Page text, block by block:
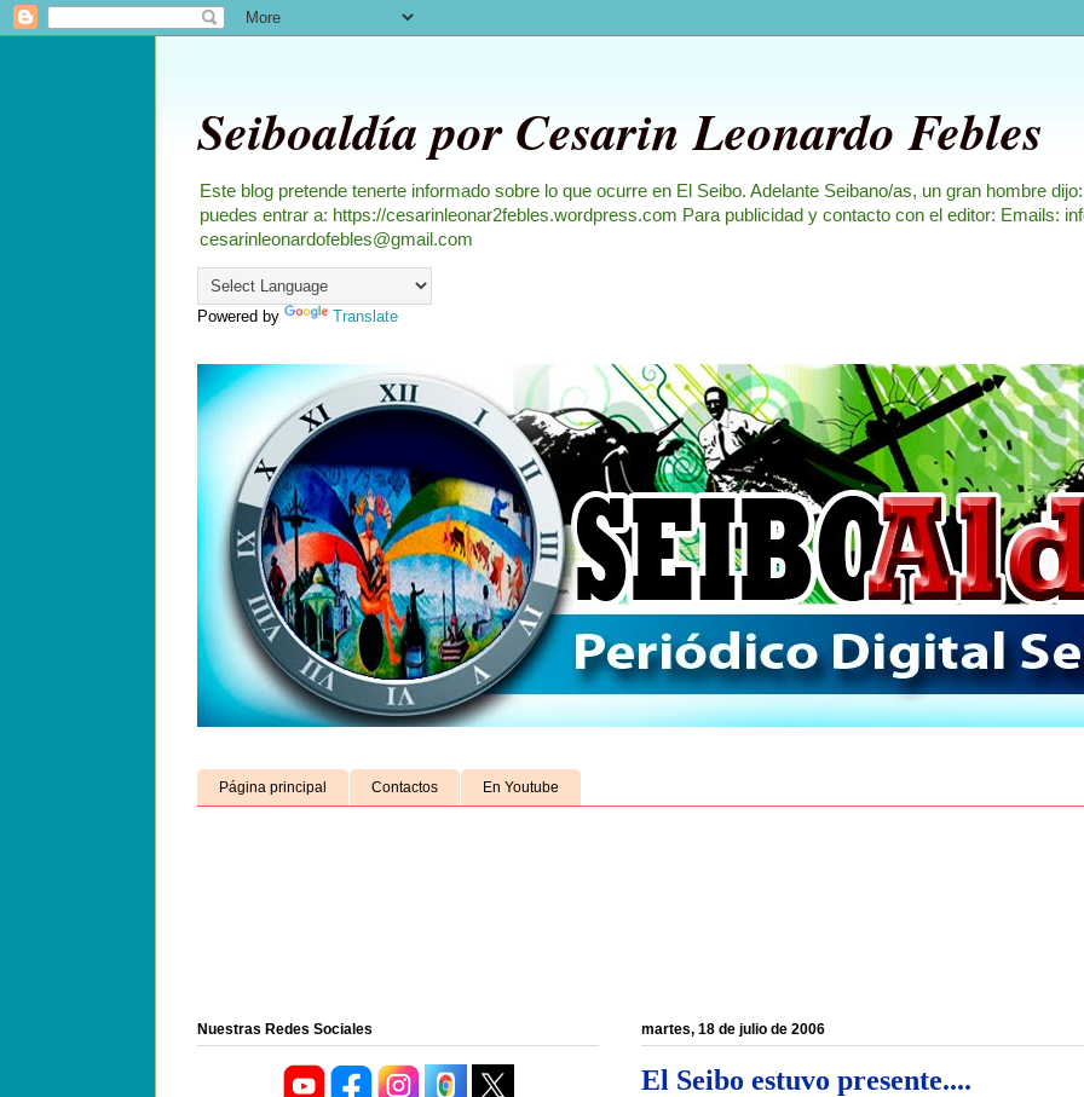
Seiboaldía por Cesarin Leonardo Febles
Este blog pretende tenerte informado sobre lo que ocurre en El Seibo. Adelante Seibano/as, un gran hombre
puedes entrar a: https://cesarinleonar2febles.wordpress.com Para publicidad y contacto con el editor: Emails:
cesarinleonardofebles@gmail.com
Powered by Translate
Página principal Contactos En Youtube
martes, 18 de julio de 2006
El Seibo estuvo presente....
Nuestras Redes Sociales